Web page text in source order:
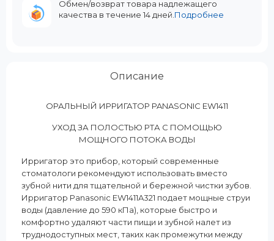
Обмен/возврат товара надлежащего
качества в течение 14 дней. Подробнее
Описание
ОРАЛЬНЫЙ ИРРИГАТОР PANASONIC EW1411
УХОД ЗА ПОЛОСТЬЮ РТА С ПОМОЩЬЮ
МОЩНОГО ПОТОКА ВОДЫ
Ирригатор это прибор, который современные
стоматологи рекомендуют использовать вместо
зубной нити для тщательной и бережной чистки зубов.
Ирригатор Panasonic EW1411A321 подает мощные струи
воды (давление до 590 кПа), которые быстро и
комфортно удаляют части пищи и зубной налет из
труднодоступных мест, таких как промежутки между